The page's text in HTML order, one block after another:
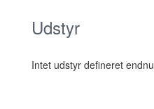
Udstyr
Intet udstyr defineret endnu